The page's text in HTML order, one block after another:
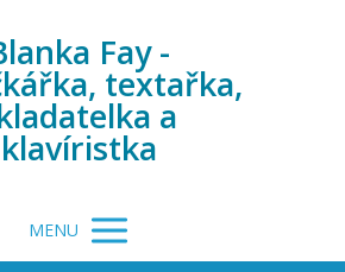
Fay -
textařka,
a
klavíristka
MENU